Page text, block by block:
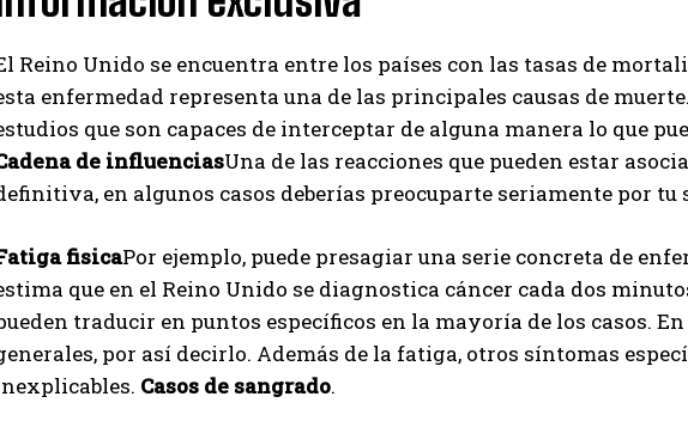
Reino Unido se encuentra entre los países con las tasas de
enfermedad representa una de las principales causas de
que son capaces de interceptar de alguna manera lo que
de influenciasUna de las reacciones que pueden estar
en algunos casos deberías preocuparte seriamente por tu
fisicaPor ejemplo, puede presagiar una serie concreta de
que en el Reino Unido se diagnostica cáncer cada dos
traducir en puntos específicos en la mayoría de los casos.
por así decirlo. Además de la fatiga, otros síntomas
Casos de sangrado.